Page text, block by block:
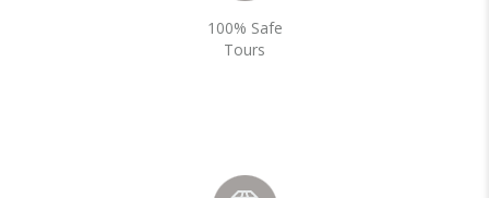
100% Safe
Tours